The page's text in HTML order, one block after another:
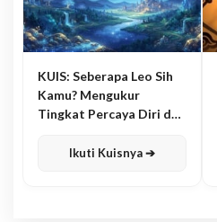
KUIS: Seberapa Leo Sih
Kamu? Mengukur
Tingkat Percaya Diri dan
Ikuti Kuisnya ➔